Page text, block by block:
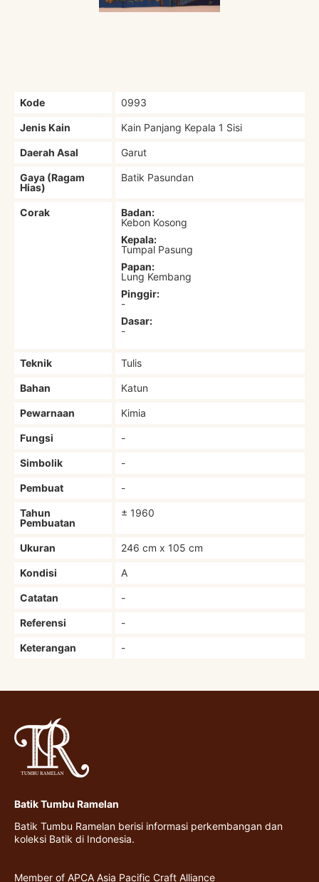
Kode 0993
Jenis Kain Kain Panjang Kepala 1 Sisi
Daerah Asal Garut
Gaya (Ragam
Hias)
Batik Pasundan
Corak
Badan:
Kebon Kosong
Kepala:
Tumpal Pasung
Papan:
Lung Kembang
Pinggir:
-
Dasar:
-
Teknik Tulis
Bahan Katun
Pewarnaan Kimia
Fungsi -
Simbolik -
Pembuat -
Tahun
Pembuatan
± 1960
Ukuran 246 cm x 105 cm
Kondisi A
Catatan -
Referensi -
Keterangan -
Batik Tumbu Ramelan
Batik Tumbu Ramelan berisi informasi perkembangan dan
koleksi Batik di Indonesia.
Member of APCA Asia Pacific Craft Alliance